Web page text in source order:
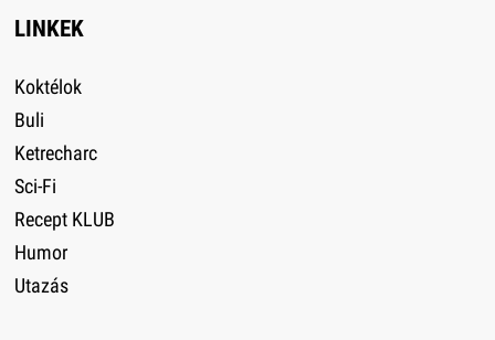
LINKEK
Koktélok
Buli
Ketrecharc
Sci-Fi
Recept KLUB
Humor
Utazás